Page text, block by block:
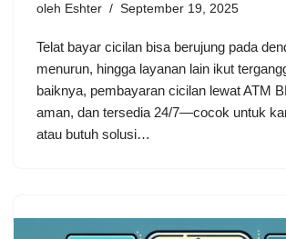
oleh Eshter September 19, 2025
Telat bayar cicilan bisa berujung pada
menurun, hingga layanan lain ikut
baiknya, pembayaran cicilan lewat ATM
aman, dan tersedia 24/7—cocok untuk
atau butuh solusi…